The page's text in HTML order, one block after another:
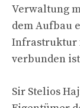
Verwaltung
dem Aufbau
Infrastruktur
verbunden
Sir Stelios